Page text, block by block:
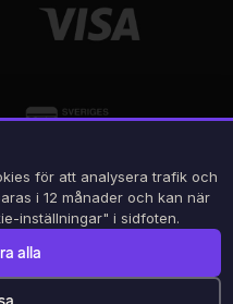
för att analysera trafik och
i 12 månader och kan när
inställningar" i sidfoten.
alla